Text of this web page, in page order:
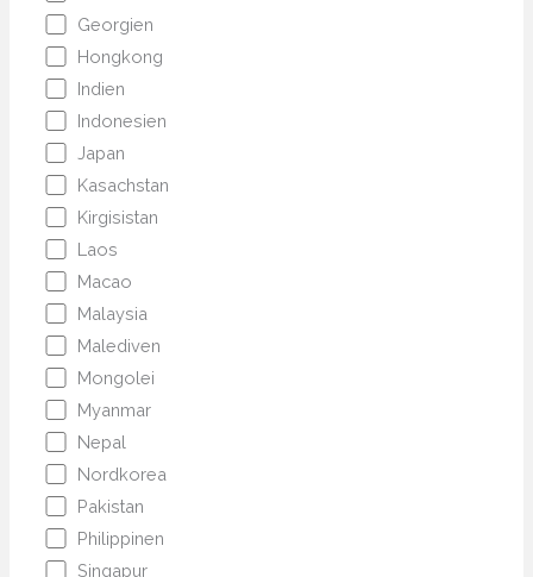
Georgien
Hongkong
Indien
Indonesien
Japan
Kasachstan
Kirgisistan
Laos
Macao
Malaysia
Malediven
Mongolei
Myanmar
Nepal
Nordkorea
Pakistan
Philippinen
Singapur